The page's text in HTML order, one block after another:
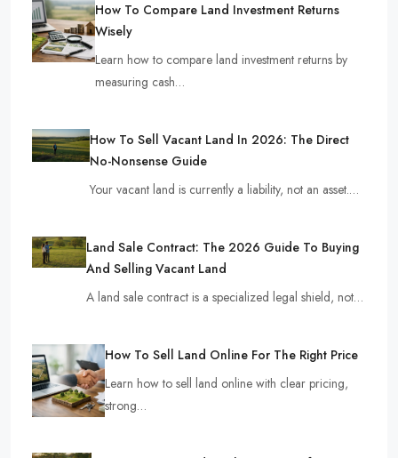
How To Compare Land Investment Returns
Wisely
Learn how to compare land investment returns by
measuring cash…
How To Sell Vacant Land In 2026: The Direct
No-Nonsense Guide
Your vacant land is currently a liability, not an asset.…
Land Sale Contract: The 2026 Guide To Buying
And Selling Vacant Land
A land sale contract is a specialized legal shield, not…
How To Sell Land Online For The Right Price
Learn how to sell land online with clear pricing,
strong…